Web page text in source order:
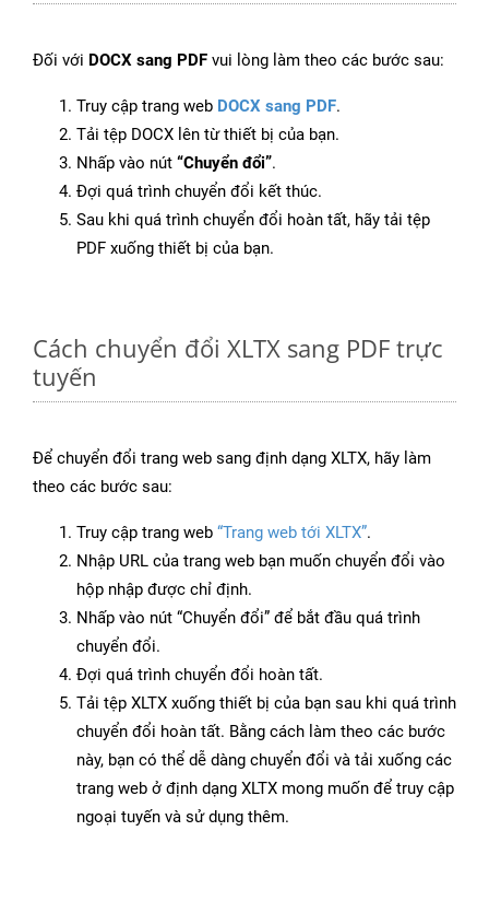
Đối với DOCX sang PDF vui lòng làm theo các bước sau:
Truy cập trang web DOCX sang PDF.
Tải tệp DOCX lên từ thiết bị của bạn.
Nhấp vào nút “Chuyển đổi”.
Đợi quá trình chuyển đổi kết thúc.
Sau khi quá trình chuyển đổi hoàn tất, hãy tải tệp
PDF xuống thiết bị của bạn.
Cách chuyển đổi XLTX sang PDF trực
tuyến
Để chuyển đổi trang web sang định dạng XLTX, hãy làm
theo các bước sau:
Truy cập trang web “Trang web tới XLTX”.
Nhập URL của trang web bạn muốn chuyển đổi vào
hộp nhập được chỉ định.
Nhấp vào nút “Chuyển đổi” để bắt đầu quá trình
chuyển đổi.
Đợi quá trình chuyển đổi hoàn tất.
Tải tệp XLTX xuống thiết bị của bạn sau khi quá trình
chuyển đổi hoàn tất. Bằng cách làm theo các bước
này, bạn có thể dễ dàng chuyển đổi và tải xuống các
trang web ở định dạng XLTX mong muốn để truy cập
ngoại tuyến và sử dụng thêm.